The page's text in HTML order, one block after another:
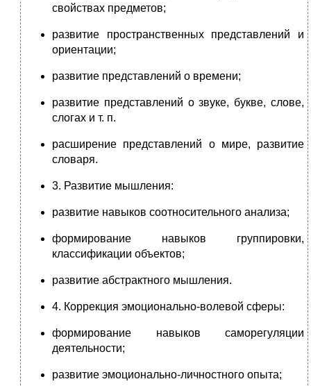
свойствах предметов;
развитие пространственных представлений и
ориентации;
развитие представлений о времени;
развитие представлений о звуке, букве, слове,
слогах и т. п.
расширение представлений о мире, развитие
словаря.
3. Развитие мышления:
развитие навыков соотносительного анализа;
формирование навыков группировки,
классификации объектов;
развитие абстрактного мышления.
4. Коррекция эмоционально-волевой сферы:
формирование навыков саморегуляции
деятельности;
развитие эмоционально-личностного опыта;